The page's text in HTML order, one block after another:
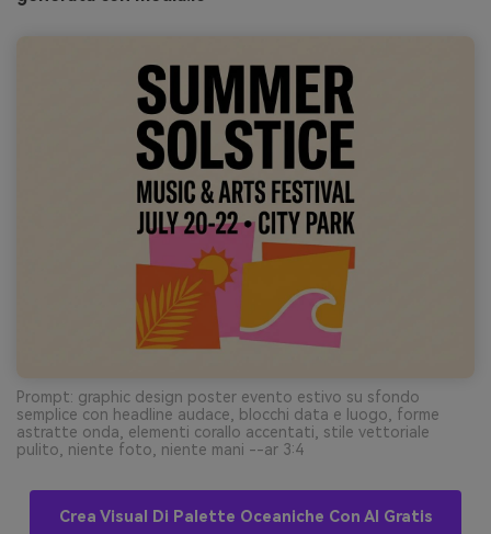
Prompt: graphic design poster evento estivo su sfondo
semplice con headline audace, blocchi data e luogo, forme
astratte onda, elementi corallo accentati, stile vettoriale
pulito, niente foto, niente mani --ar 3:4
Crea Visual Di Palette Oceaniche Con AI Gratis